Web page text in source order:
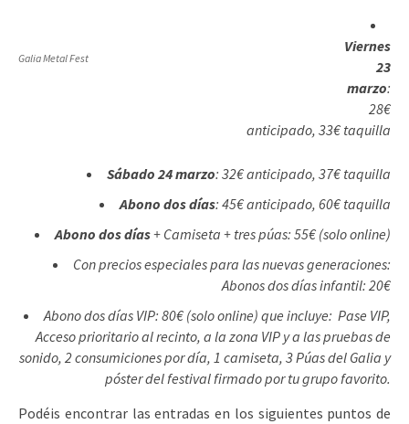
Galia Metal Fest
Viernes
23
marzo:
28€
anticipado, 33€ taquilla
Sábado 24 marzo: 32€ anticipado, 37€ taquilla
Abono dos días: 45€ anticipado, 60€ taquilla
Abono dos días+ Camiseta + tres púas: 55€ (solo online)
Con precios especiales para las nuevas generaciones:
Abonos dos días infantil: 20€
Abono dos días VIP: 80€ (solo online) que incluye: Pase VIP,
Acceso prioritario al recinto, a la zona VIP y a las pruebas de
sonido, 2 consumiciones por día, 1 camiseta, 3 Púas del Galia y
póster del festival firmado por tu grupo favorito.
Podéis encontrar las entradas en los siguientes puntos de